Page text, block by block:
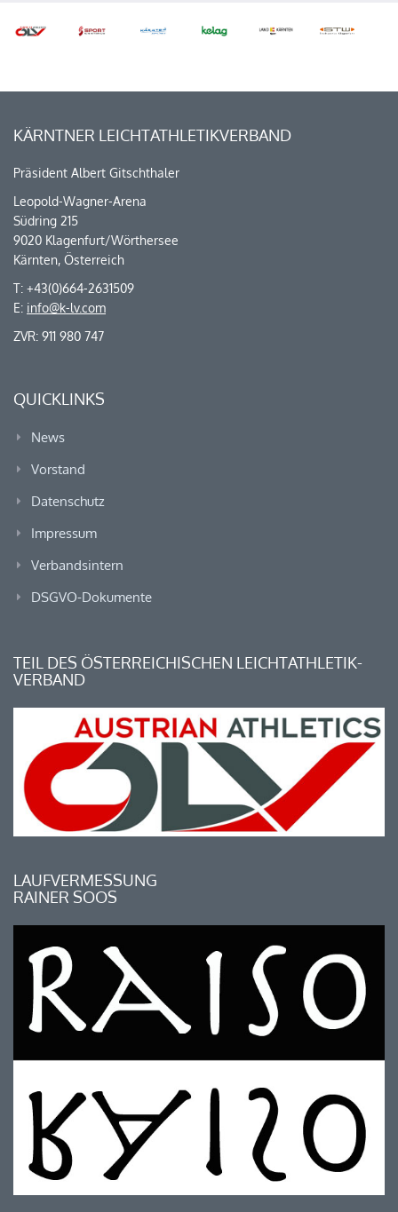
KÄRNTNER LEICHTATHLETIKVERBAND
Präsident Albert Gitschthaler
Leopold-Wagner-Arena
Südring 215
9020 Klagenfurt/Wörthersee
Kärnten, Österreich
T: +43(0)664-2631509
E: info@k-lv.com
ZVR: 911 980 747
QUICKLINKS
News
Vorstand
Datenschutz
Impressum
Verbandsintern
DSGVO-Dokumente
TEIL DES ÖSTERREICHISCHEN LEICHTATHLETIK-
VERBAND
LAUFVERMESSUNG
RAINER SOOS